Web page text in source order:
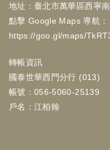
地址：臺北市萬華區西寧
點擊 Google Maps 導航：
https://goo.gl/maps/
轉帳資訊
國泰世華西門分行 (013)
帳號：056-5060-25139
戶名：江柏翰